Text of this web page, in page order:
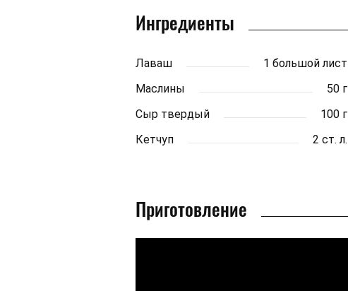
Ингредиенты
Лаваш 1 большой лист
Маслины
50 г
Сыр твердый
100 г
Кетчуп
2 ст. л.
Приготовление